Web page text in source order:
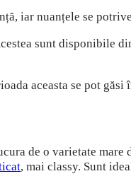
iar nuanțele se
sunt disponibile
aceasta se pot
de o varietate
, mai classy. Sunt